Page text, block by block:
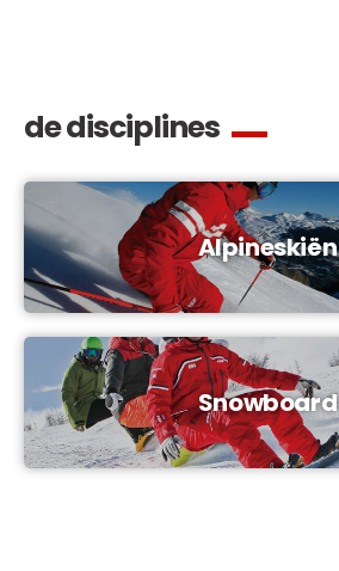
de disciplines
Alpineskiën
Snowboard